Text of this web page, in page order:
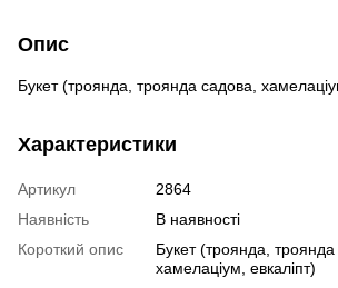
Опис
Букет (троянда, троянда садова,
Характеристики
Артикул
2864
Наявність
В наявності
Короткий опис
Букет (троянда, троянда
хамелаціум, евкаліпт)